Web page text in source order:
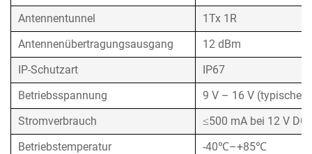
Antennentunnel
1Tx 1R
Antennenübertragungsausgang
12 dBm
IP-Schutzart
IP67
Betriebsspannung
9 V – 16 V
Stromverbrauch
≤500 mA bei 12 V DC
Betriebstemperatur
-40℃–+85℃